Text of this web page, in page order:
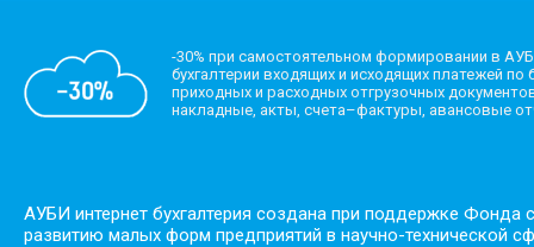
-30% при самостоятельном формировании в
бухгалтерии входящих и исходящих платежей по
приходных и расходных отгрузочных
накладные, акты, счета–фактуры, авансовые
АУБИ интернет бухгалтерия создана при поддержке Фонда
развитию малых форм предприятий в научно-технической